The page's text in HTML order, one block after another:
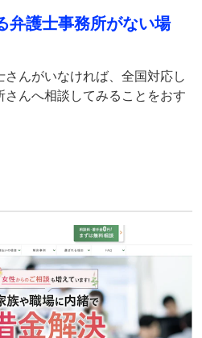
弁護士事務所がない場
んがいなければ、全国対応し
んへ相談してみることをおす